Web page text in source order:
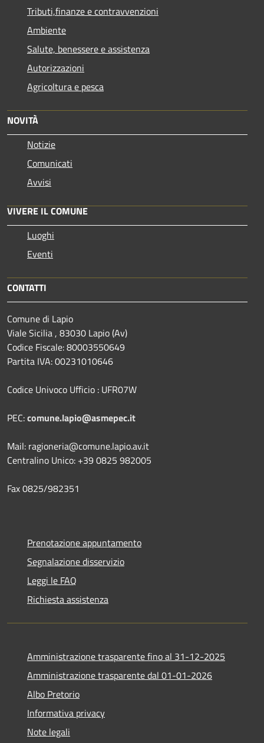
Tributi,finanze e contravvenzioni
Ambiente
Salute, benessere e assistenza
Autorizzazioni
Agricoltura e pesca
NOVITÀ
Notizie
Comunicati
Avvisi
VIVERE IL COMUNE
Luoghi
Eventi
CONTATTI
Comune di Lapio
Viale Sicilia , 83030 Lapio (Av)
Codice Fiscale: 80003550649
Partita IVA: 00231010646
Codice Univoco Ufficio : UFR07W
PEC:comune.lapio@asmepec.it
Mail: ragioneria@comune.lapio.av.it
Centralino Unico: +39 0825 982005
Fax 0825/982351
Prenotazione appuntamento
Segnalazione disservizio
Leggi le FAQ
Richiesta assistenza
Amministrazione trasparente fino al 31-12-2025
Amministrazione trasparente dal 01-01-2026
Albo Pretorio
Informativa privacy
Note legali